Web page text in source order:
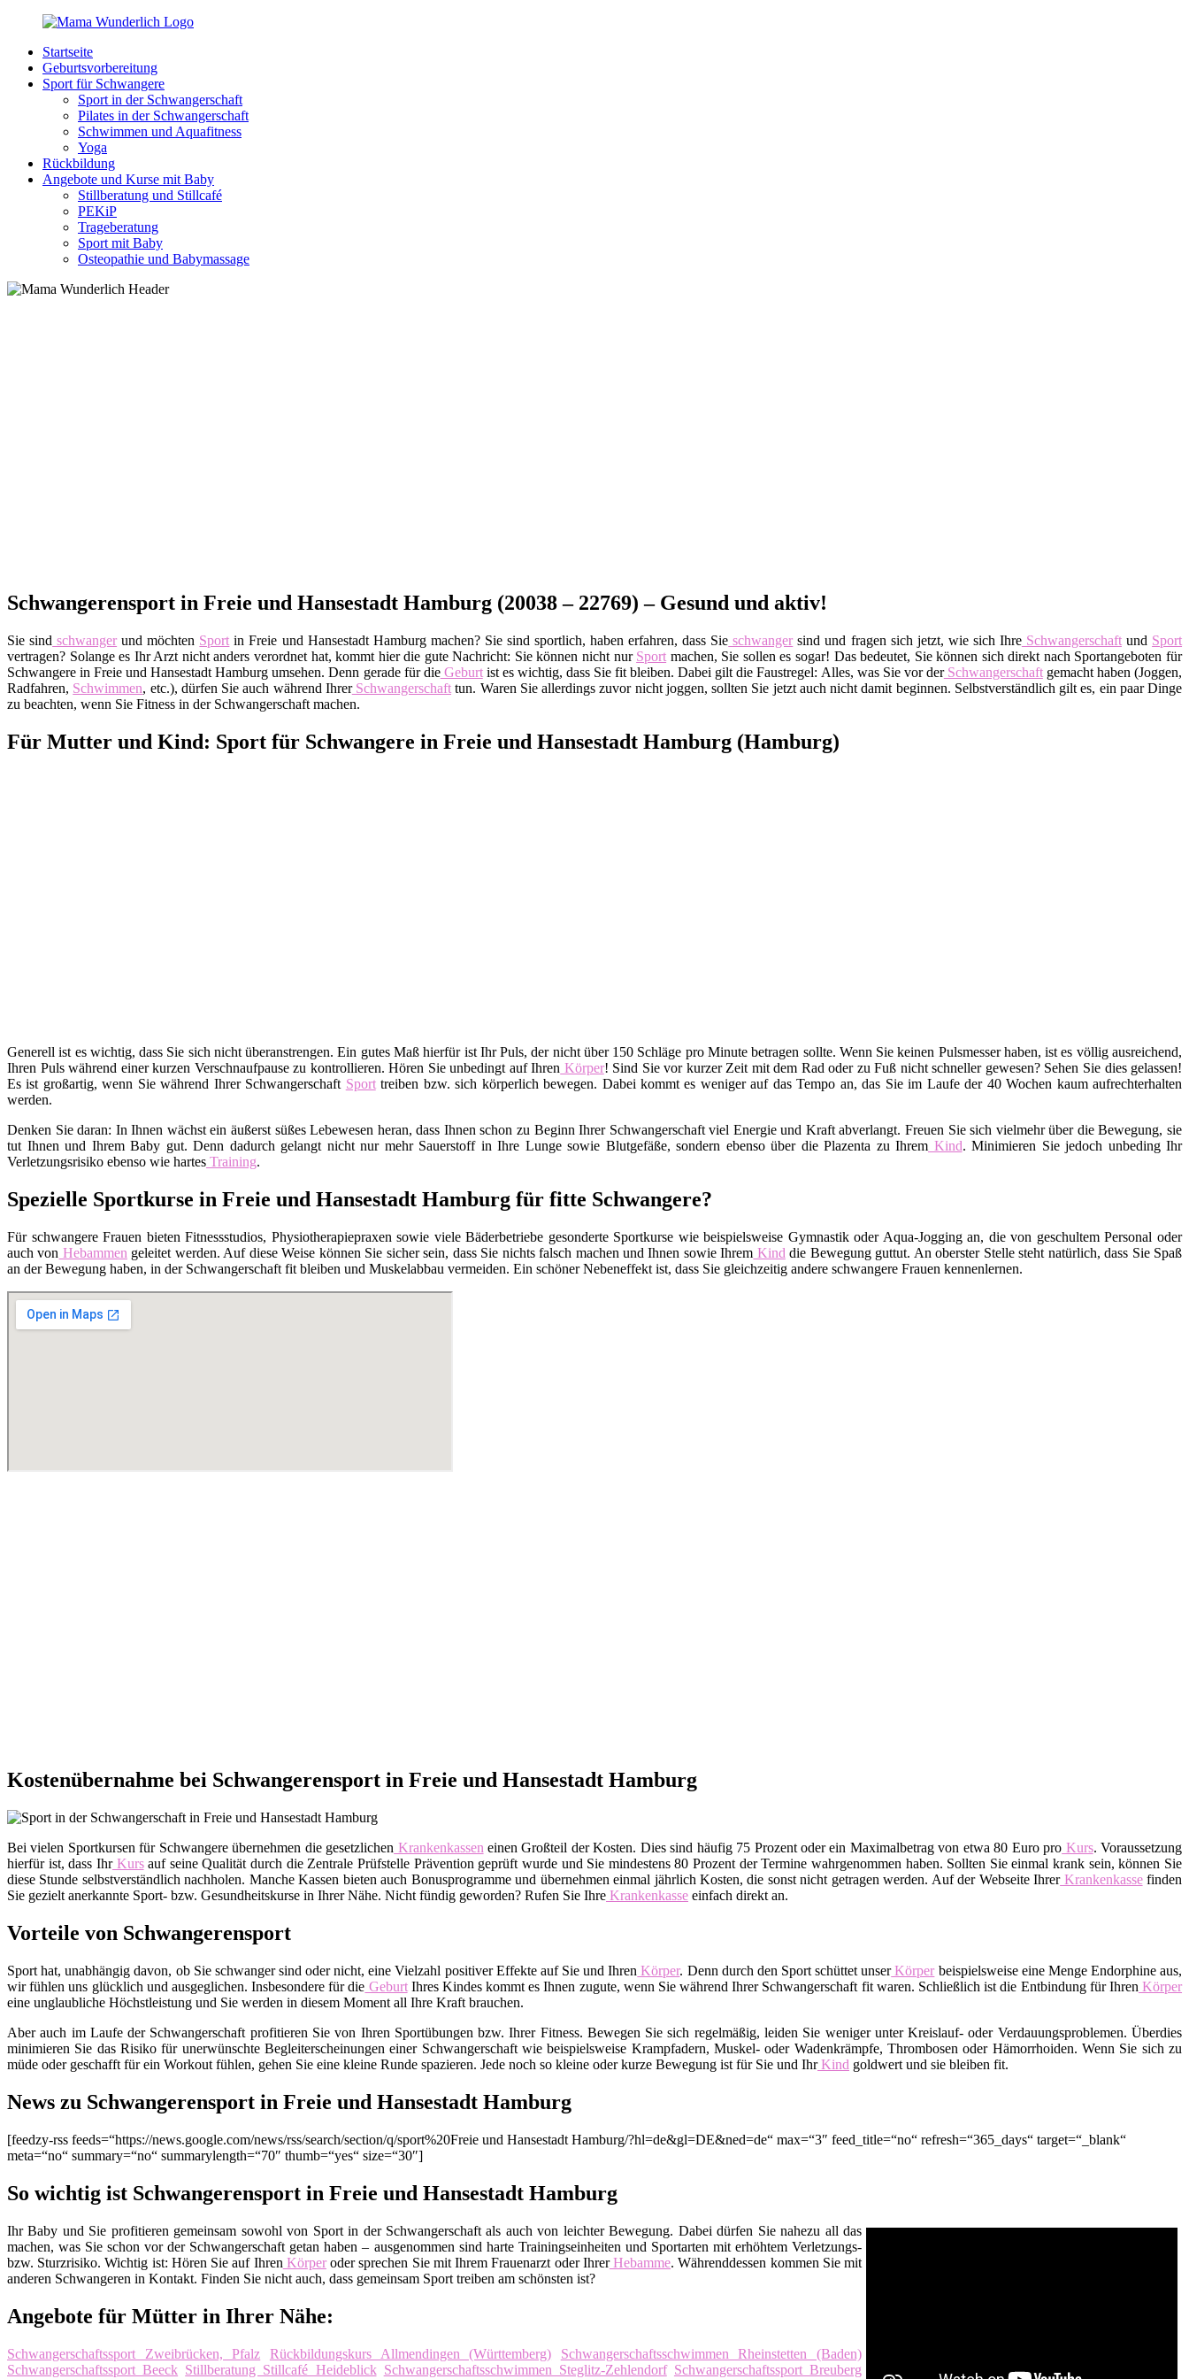
Zurück
Inhalt
MamaWunderlich.de
Mutti
sein
wunderbar!
Startseite
Geburtsvorbereitung
Sport für Schwangere
Sport in der Schwangerschaft
Pilates in der Schwangerschaft
Schwimmen und Aquafitness
Yoga
Rückbildung
Angebote und Kurse mit Baby
Stillberatung und Stillcafé
PEKiP
Trageberatung
Sport mit Baby
Osteopathie und Babymassage
Schwangerensport in Freie und Hansestadt Hamburg (20038 – 22769) – Gesund und aktiv!
Sie sind schwangerund möchten Sport in Freie und Hansestadt Hamburg machen? Sie sind sportlich, haben erfahren, dass Sie schwangersind und fragen sich jetzt, wie sich IhreSchwangerschaftund Sport
vertragen? Solange es Ihr Arzt nicht anders verordnet hat, kommt hier die gute Nachricht: Sie können nicht nur Sport machen, Sie sollen es sogar! Das bedeutet, Sie können sich direkt nach Sportangeboten für
Schwangere in Freie und Hansestadt Hamburg umsehen. Denn gerade für dieGeburtist es wichtig, dass Sie fit bleiben. Dabei gilt die Faustregel: Alles, was Sie vor derSchwangerschaftgemacht haben (Joggen,
Radfahren, Schwimmen, etc.), dürfen Sie auch während IhrerSchwangerschaft tun. Waren Sie allerdings zuvor nicht joggen, sollten Sie jetzt auch nicht damit beginnen. Selbstverständlich gilt es, ein paar Dinge
zu beachten, wenn Sie Fitness in der Schwangerschaft machen.
Für Mutter und Kind: Sport für Schwangere in Freie und Hansestadt Hamburg (Hamburg)
Generell ist es wichtig, dass Sie sich nicht überanstrengen. Ein gutes Maß hierfür ist Ihr Puls, der nicht über 150 Schläge pro Minute betragen sollte. Wenn Sie keinen Pulsmesser haben, ist es völlig ausreichend,
Ihren Puls während einer kurzen Verschnaufpause zu kontrollieren. Hören Sie unbedingt auf Ihren Körper! Sind Sie vor kurzer Zeit mit dem Rad oder zu Fuß nicht schneller gewesen? Sehen Sie dies gelassen!
Es ist großartig, wenn Sie während Ihrer Schwangerschaft Sporttreiben bzw. sich körperlich bewegen. Dabei kommt es weniger auf das Tempo an, das Sie im Laufe der 40 Wochen kaum aufrechterhalten
werden.
Denken Sie daran: In Ihnen wächst ein äußerst süßes Lebewesen heran, dass Ihnen schon zu Beginn Ihrer Schwangerschaft viel Energie und Kraft abverlangt. Freuen Sie sich vielmehr über die Bewegung, sie
tut Ihnen und Ihrem Baby gut. Denn dadurch gelangt nicht nur mehr Sauerstoff in Ihre Lunge sowie Blutgefäße, sondern ebenso über die Plazenta zu Ihrem Kind. Minimieren Sie jedoch unbeding Ihr
Verletzungsrisiko ebenso wie hartes Training.
Spezielle Sportkurse in Freie und Hansestadt Hamburg für fitte Schwangere?
Für schwangere Frauen bieten Fitnessstudios, Physiotherapiepraxen sowie viele Bäderbetriebe gesonderte Sportkurse wie beispielsweise Gymnastik oder Aqua-Jogging an, die von geschultem Personal oder
auch von Hebammen geleitet werden. Auf diese Weise können Sie sicher sein, dass Sie nichts falsch machen und Ihnen sowie Ihrem Kind die Bewegung guttut. An oberster Stelle steht natürlich, dass Sie Spaß
an der Bewegung haben, in der Schwangerschaft fit bleiben und Muskelabbau vermeiden. Ein schöner Nebeneffekt ist, dass Sie gleichzeitig andere schwangere Frauen kennenlernen.
Kostenübernahme bei Schwangerensport in Freie und Hansestadt Hamburg
Bei vielen Sportkursen für Schwangere übernehmen die gesetzlichen Krankenkassen einen Großteil der Kosten. Dies sind häufig 75 Prozent oder ein Maximalbetrag von etwa 80 Euro pro Kurs. Voraussetzung
hierfür ist, dass IhrKursauf seine Qualität durch die Zentrale Prüfstelle Prävention geprüft wurde und Sie mindestens 80 Prozent der Termine wahrgenommen haben. Sollten Sie einmal krank sein, können Sie
diese Stunde selbstverständlich nachholen. Manche Kassen bieten auch Bonusprogramme und übernehmen einmal jährlich Kosten, die sonst nicht getragen werden. Auf der Webseite IhrerKrankenkassefinden
Sie gezielt anerkannte Sport- bzw. Gesundheitskurse in Ihrer Nähe. Nicht fündig geworden? Rufen Sie Ihre Krankenkasse einfach direkt an.
Vorteile von Schwangerensport
Sport hat, unabhängig davon, ob Sie schwanger sind oder nicht, eine Vielzahl positiver Effekte auf Sie und Ihren Körper. Denn durch den Sport schüttet unserKörperbeispielsweise eine Menge Endorphine aus,
wir fühlen uns glücklich und ausgeglichen. Insbesondere für die GeburtIhres Kindes kommt es Ihnen zugute, wenn Sie während Ihrer Schwangerschaft fit waren. Schließlich ist die Entbindung für Ihren Körper
eine unglaubliche Höchstleistung und Sie werden in diesem Moment all Ihre Kraft brauchen.
Aber auch im Laufe der Schwangerschaft profitieren Sie von Ihren Sportübungen bzw. Ihrer Fitness. Bewegen Sie sich regelmäßig, leiden Sie weniger unter Kreislauf- oder Verdauungsproblemen. Überdies
minimieren Sie das Risiko für unerwünschte Begleiterscheinungen einer Schwangerschaft wie beispielsweise Krampfadern, Muskel- oder Wadenkrämpfe, Thrombosen oder Hämorrhoiden. Wenn Sie sich zu
müde oder geschafft für ein Workout fühlen, gehen Sie eine kleine Runde spazieren. Jede noch so kleine oder kurze Bewegung ist für Sie und IhrKind goldwert und sie bleiben fit.
News zu Schwangerensport in Freie und Hansestadt Hamburg
[feedzy-rss feeds=“https://news.google.com/news/rss/search/section/q/sport%20Freie und Hansestadt Hamburg/?hl=de&gl=DE&ned=de“ max=“3″ feed_title=“no“ refresh=“365_days“ target=“_blank“
meta=“no“ summary=“no“ summarylength=“70″ thumb=“yes“ size=“30″]
So wichtig ist Schwangerensport in Freie und Hansestadt Hamburg
Ihr Baby und Sie profitieren gemeinsam sowohl von Sport in der Schwangerschaft als auch von leichter Bewegung. Dabei dürfen Sie nahezu all das
machen, was Sie schon vor der Schwangerschaft getan haben – ausgenommen sind harte Trainingseinheiten und Sportarten mit erhöhtem Verletzungs-
bzw. Sturzrisiko. Wichtig ist: Hören Sie auf Ihren Körperoder sprechen Sie mit Ihrem Frauenarzt oder IhrerHebamme. Währenddessen kommen Sie mit
anderen Schwangeren in Kontakt. Finden Sie nicht auch, dass gemeinsam Sport treiben am schönsten ist?
Angebote für Mütter in Ihrer Nähe:
Schwangerschaftssport Zweibrücken, Pfalz Rückbildungskurs Allmendingen (Württemberg)
Schwangerschaftsschwimmen Rheinstetten (Baden)
Schwangerschaftssport Beeck Stillberatung Stillcafé Heideblick Schwangerschaftsschwimmen Steglitz-Zehlendorf Schwangerschaftssport Breuberg